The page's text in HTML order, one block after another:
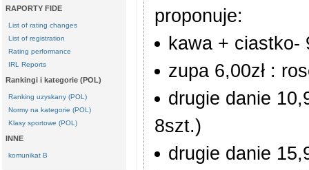
RAPORTY FIDE
List of rating changes
List of registration
Rating performance
IRL Reports
Rankingi i kategorie (POL)
Ranking uzyskany (POL)
Normy na kategorie (POL)
Klasy sportowe (POL)
INNE
komunikat B
proponuje:
kawa + ciastko-
zupa 6,00zł :
drugie danie
8szt.)
drugie danie